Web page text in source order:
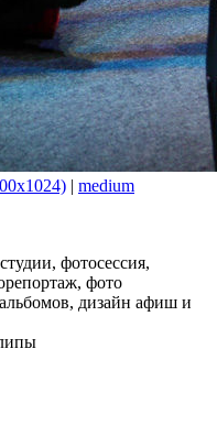
| medium
фотосессия,
фото
дизайн афиш и